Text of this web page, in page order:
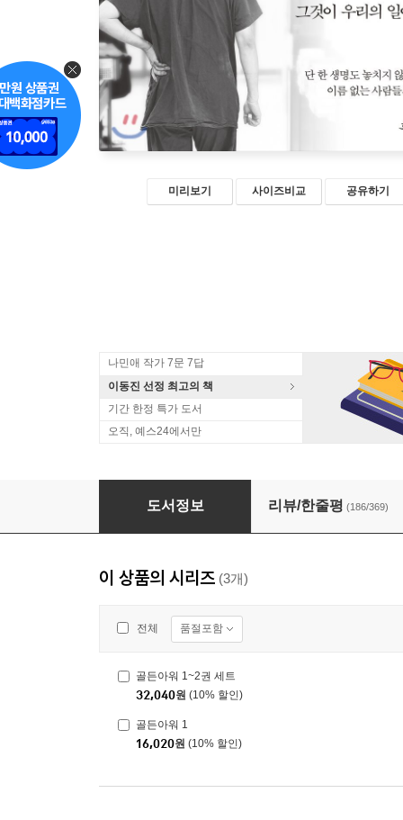
미리보기 사이즈비교 공유하기
나민애 작가 7문 7답
이동진 선정 최고의 책
기간 한정 특가 도서
오직, 예스24에서만
골든아워 1
도서정보 리뷰/한줄평 (186/369)
이 상품의 시리즈 (3개)
전체 품절포함
골든아워 1~2권 세트
32,040원 (10% 할인)
골든아워 1
16,020원 (10% 할인)